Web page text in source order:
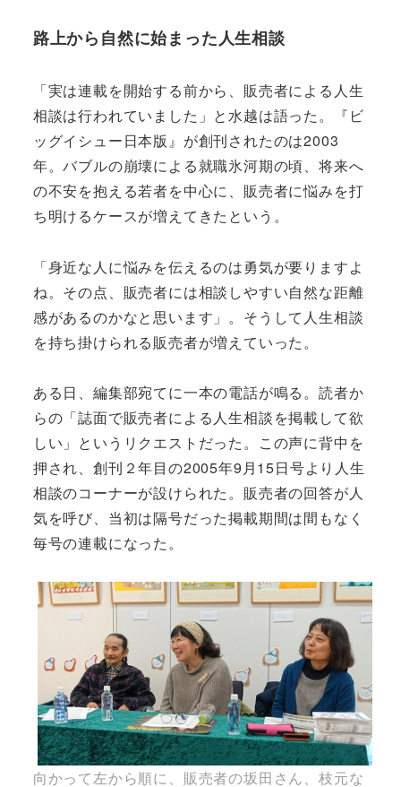
路上から自然に始まった人生相談
「実は連載を開始する前から、販売者による人生
相談は行われていました」と水越は語った。『ビ
ッグイシュー日本版』が創刊されたのは2003
年。バブルの崩壊による就職氷河期の頃、将来へ
の不安を抱える若者を中心に、販売者に悩みを打
ち明けるケースが増えてきたという。
「身近な人に悩みを伝えるのは勇気が要りますよ
ね。その点、販売者には相談しやすい自然な距離
感があるのかなと思います」。そうして人生相談
を持ち掛けられる販売者が増えていった。
ある日、編集部宛てに一本の電話が鳴る。読者か
らの「誌面で販売者による人生相談を掲載して欲
しい」というリクエストだった。この声に背中を
押され、創刊２年目の2005年9月15日号より人生
相談のコーナーが設けられた。販売者の回答が人
気を呼び、当初は隔号だった掲載期間は間もなく
毎号の連載になった。
向かって左から順に、販売者の坂田さん、枝元な